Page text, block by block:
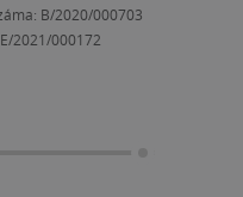
B/2020/000703
E/2021/000172